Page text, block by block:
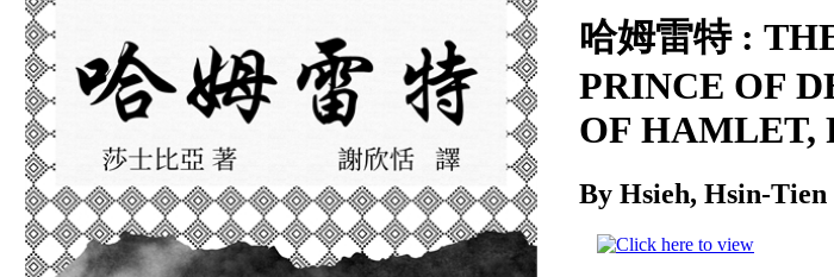
哈姆雷特 :
PRINCE OF
OF HAMLET,
By Hsieh, Hsin-Tien